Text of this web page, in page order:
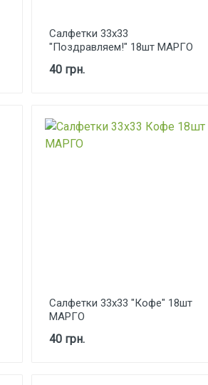
Салфетки 33х33
"Поздравляем!" 18шт МАРГО
40 грн.
Салфетки 33х33 "Кофе" 18шт
МАРГО
40 грн.